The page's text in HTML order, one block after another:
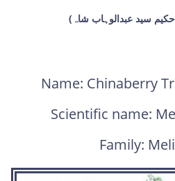
سید عبدالوہاب شاہ)
Name: Chinaberry
Scientific name:
Family: